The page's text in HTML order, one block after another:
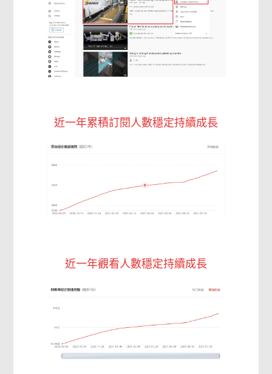
近一年累積訂閱人數穩定持續成長
近一年觀看人數穩定持續成長